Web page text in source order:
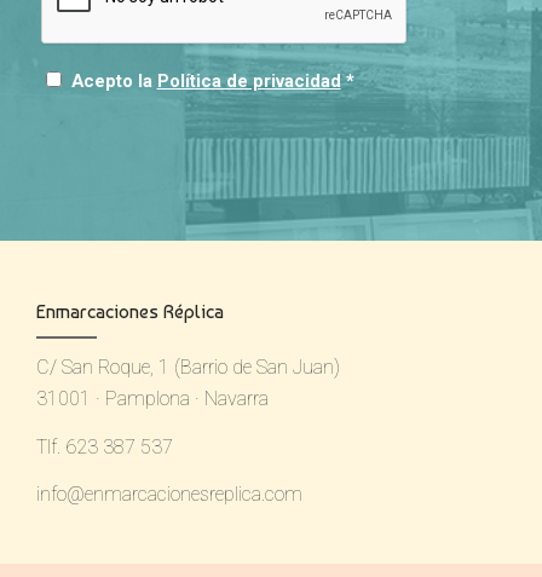
Acepto la Política de privacidad *
Enmarcaciones Réplica
C/ San Roque, 1 (Barrio de San Juan)
31001 · Pamplona · Navarra
Tlf. 623 387 537
info@enmarcacionesreplica.com